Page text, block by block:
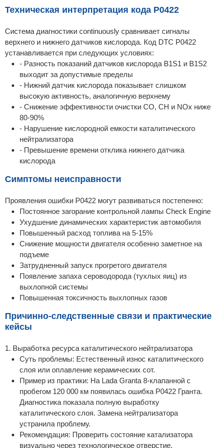
Техническая интерпретация кода P0422
Система диагностики continuously сравнивает сигналы
верхнего и нижнего датчиков кислорода. Код DTC P0422
устанавливается при следующих условиях:
- Разность показаний датчиков кислорода B1S1 и B1S2
выходит за допустимые пределы
- Нижний датчик кислорода показывает слишком
высокую активность, аналогичную верхнему
- Снижение эффективности очистки CO, CH и NOx ниже
80-90%
- Нарушение кислородной емкости каталитического
нейтрализатора
- Превышение времени отклика нижнего датчика
кислорода
Симптомы неисправности
Проявления ошибки P0422 могут развиваться постепенно:
Постоянное загорание контрольной лампы Check Engine
Ухудшение динамических характеристик автомобиля
Повышенный расход топлива на 5-15%
Снижение мощности двигателя особенно заметное на
подъеме
Затрудненный запуск прогретого двигателя
Появление запаха сероводорода (тухлых яиц) из
выхлопной системы
Повышенная токсичность выхлопных газов
Причинно-следственные связи и практические
кейсы
1. Выработка ресурса каталитического нейтрализатора
Суть проблемы: Естественный износ каталитического
слоя или оплавление керамических сот.
Пример из практики: На Lada Granta 8-клапанной с
пробегом 120 000 км появилась ошибка P0422 Гранта.
Диагностика показала полную выработку
каталитического слоя. Замена нейтрализатора
устранила проблему.
Рекомендация: Проверить состояние катализатора
визуально через технологическое отверстие.